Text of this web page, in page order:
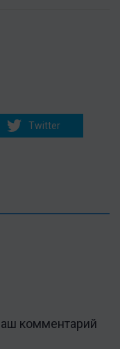
Twitter
комментарий